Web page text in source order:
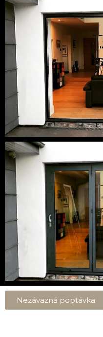
Nezávazná poptávka